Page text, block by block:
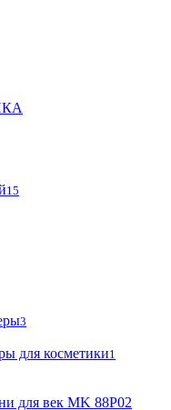
15
3
для косметики1